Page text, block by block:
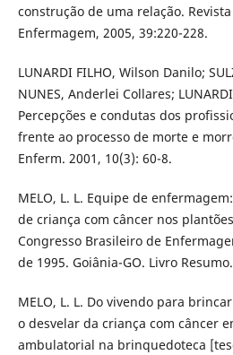
construção de uma relação.
Enfermagem, 2005, 39:220-228.
LUNARDI FILHO, Wilson Danilo;
NUNES, Anderlei Collares;
Percepções e condutas dos
frente ao processo de morte e
Enferm. 2001, 10(3): 60-8.
MELO, L. L. Equipe de
de criança com câncer nos
Congresso Brasileiro de
de 1995. Goiânia-GO. Livro
MELO, L. L. Do vivendo para
o desvelar da criança com câncer
ambulatorial na brinquedoteca